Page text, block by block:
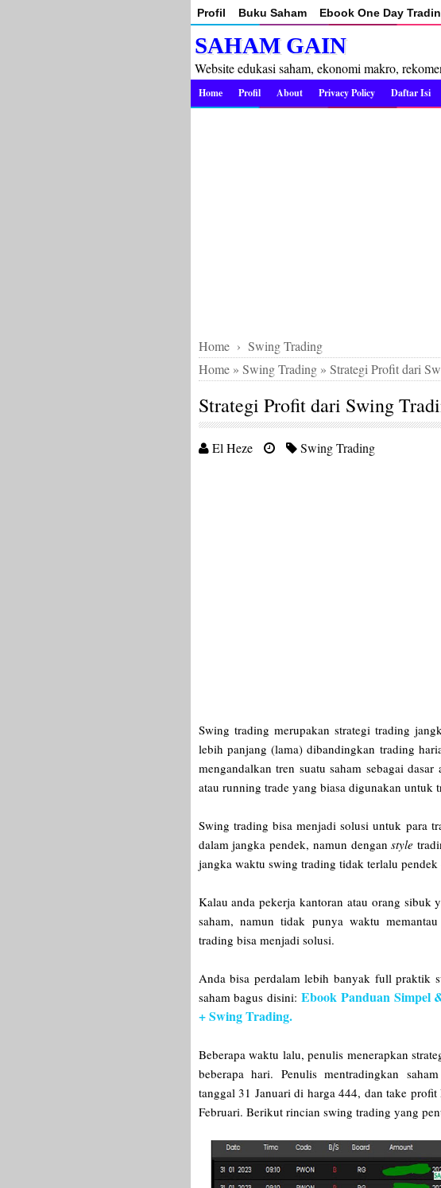
Profil Buku Saham Ebook One Day
SAHAM GAIN
Website edukasi saham, ekonomi makro,
Home Profil About Privacy Policy Daftar Isi
Home › Swing Trading
Home» Swing Trading» Strategi Profit dari
Strategi Profit dari Swing
El Heze Swing Trading
Swing trading merupakan strategi trading
lebih panjang (lama) dibandingkan trading
mengandalkan tren suatu saham sebagai
atau running trade yang biasa digunakan untuk
Swing trading bisa menjadi solusi untuk para
dalam jangka pendek, namun denganstyle
jangka waktu swing trading tidak terlalu
Kalau anda pekerja kantoran atau orang
saham, namun tidak punya waktu
trading bisa menjadi solusi.
Anda bisa perdalam lebih banyak full praktik
saham bagus disini:Ebook Panduan Simpel
+ Swing Trading.
Beberapa waktu lalu, penulis menerapkan
beberapa hari. Penulis mentradingkan
tanggal 31 Januari di harga 444, dan take
Februari. Berikut rincian swing trading yang